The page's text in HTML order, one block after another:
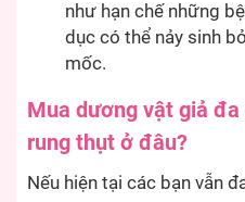
như hạn chế những
dục có thể nảy sinh
mốc.
Mua dương vật giả
rung thụt ở đâu?
Nếu hiện tại các bạn vẫn